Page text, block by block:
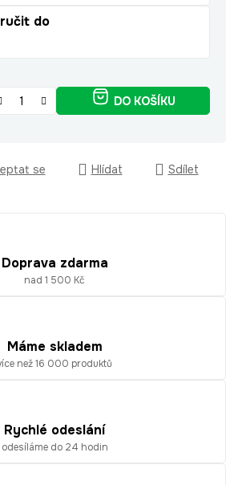
do
DO KOŠÍKU
se Hlídat Sdílet
Doprava zdarma
nad 1 500 Kč
Máme skladem
než 16 000 produktů
Rychlé odeslání
odesíláme do 24 hodin